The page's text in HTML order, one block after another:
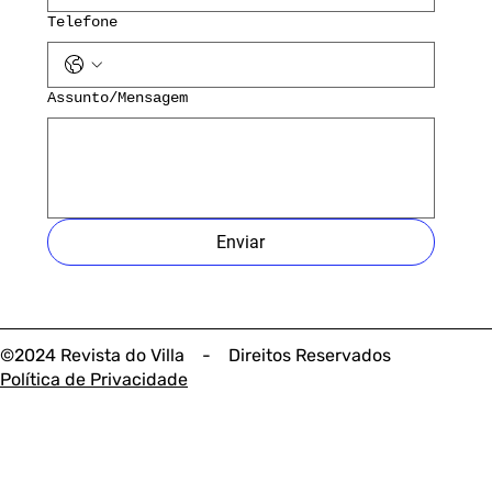
©2024 Revista do Villa - Direitos Reservados
Política de Privacidade
Telefone
Assunto/Mensagem
Enviar